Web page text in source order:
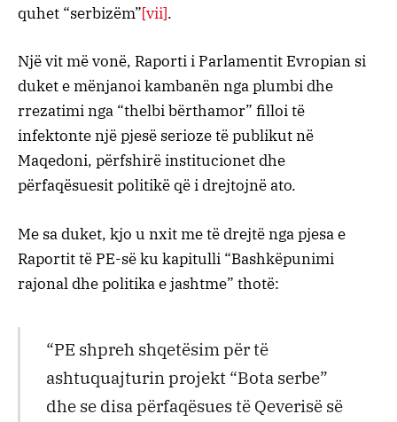
quhet “serbizëm”[vii].
Një vit më vonë, Raporti i Parlamentit Evropian si
duket e mënjanoi kambanën nga plumbi dhe
rrezatimi nga “thelbi bërthamor” filloi të
infektonte një pjesë serioze të publikut në
Maqedoni, përfshirë institucionet dhe
përfaqësuesit politikë që i drejtojnë ato.
Me sa duket, kjo u nxit me të drejtë nga pjesa e
Raportit të PE-së ku kapitulli “Bashkëpunimi
rajonal dhe politika e jashtme” thotë:
“PE shpreh shqetësim për të
ashtuquajturin projekt “Bota serbe”
dhe se disa përfaqësues të Qeverisë së